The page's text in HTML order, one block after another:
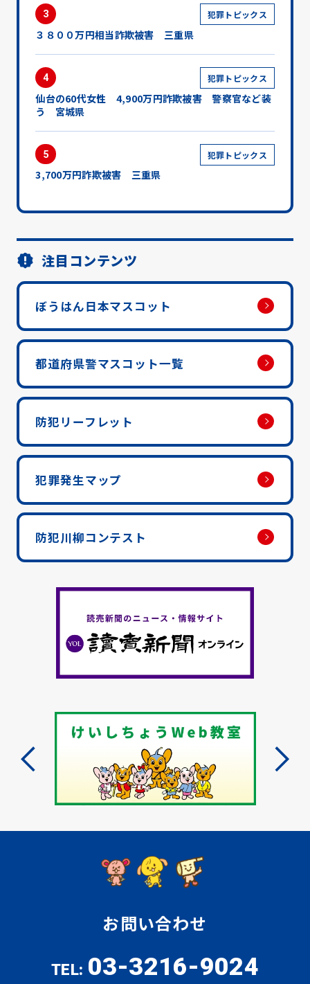
3 犯罪トピックス
３８００万円相当詐欺被害 三重県
4 犯罪トピックス
仙台の60代女性 4,900万円詐欺被害 警察官など装
う 宮城県
5 犯罪トピックス
3,700万円詐欺被害 三重県
注目コンテンツ
ぼうはん日本マスコット
都道府県警マスコット一覧
防犯リーフレット
犯罪発生マップ
防犯川柳コンテスト
お問い合わせ
TEL: 03-3216-9024